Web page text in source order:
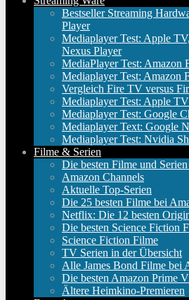
Bestseller Streaming
Player
Mediaplayer Test: Apple
Nexus Player
MediaPlayer Test: Amazon
Mediaplayer Test: Amazon
Vergleich Fire TV versus
Mediaplayer Test: Apple TV
Mediaplayer Test: Google
Mediaplayer Text: Google
Mediaplayer Test: Nvidia
Filme & Serien
Die besten Filme und
Amazon Channels
Aktuelle Top-Serien
Die 25 besten Filme bei
Netflix: Die 12 besten
Die besten Science Fiction
Science Fiction Filme
TV Serien in der Übersicht
Alle James Bond Filme bei
Die besten Amazon Prime
Ältere Heimkino-Premieren